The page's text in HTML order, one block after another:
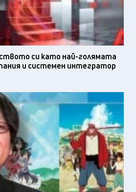
си като най-голямата
и системен интегратор